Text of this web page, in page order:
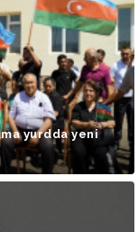
yurdda yeni